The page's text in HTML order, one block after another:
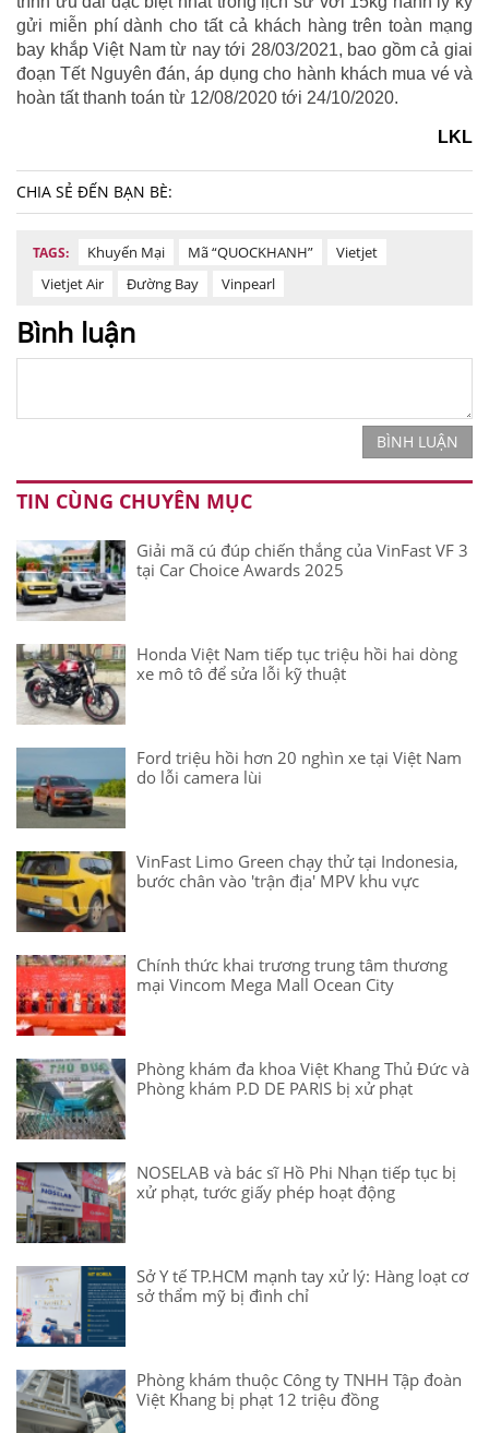
gửi miễn phí dành cho tất cả khách hàng trên toàn mạng
bay khắp Việt Nam từ nay tới 28/03/2021, bao gồm cả giai
đoạn Tết Nguyên đán, áp dụng cho hành khách mua vé và
hoàn tất thanh toán từ 12/08/2020 tới 24/10/2020.
LKL
CHIA SẺ ĐẾN BẠN BÈ:
TAGS: Khuyến Mại Mã “QUOCKHANH”
Vietjet
Vietjet Air
Đường Bay Vinpearl
Bình luận
BÌNH LUẬN
TIN CÙNG CHUYÊN MỤC
Giải mã cú đúp chiến thắng của VinFast VF 3
tại Car Choice Awards 2025
Honda Việt Nam tiếp tục triệu hồi hai dòng
xe mô tô để sửa lỗi kỹ thuật
Ford triệu hồi hơn 20 nghìn xe tại Việt Nam
do lỗi camera lùi
VinFast Limo Green chạy thử tại Indonesia,
bước chân vào 'trận địa' MPV khu vực
Chính thức khai trương trung tâm thương
mại Vincom Mega Mall Ocean City
Phòng khám đa khoa Việt Khang Thủ Đức và
Phòng khám P.D DE PARIS bị xử phạt
NOSELAB và bác sĩ Hồ Phi Nhạn tiếp tục bị
xử phạt, tước giấy phép hoạt động
Sở Y tế TP.HCM mạnh tay xử lý: Hàng loạt cơ
sở thẩm mỹ bị đình chỉ
Phòng khám thuộc Công ty TNHH Tập đoàn
Việt Khang bị phạt 12 triệu đồng